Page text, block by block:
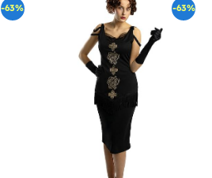
-63% -63%